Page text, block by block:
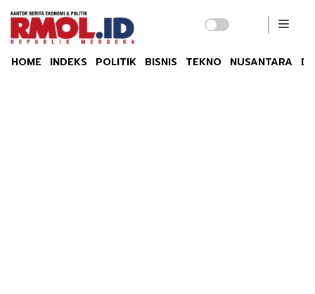
HOME INDEKS POLITIK BISNIS TEKNO NUSANTARA